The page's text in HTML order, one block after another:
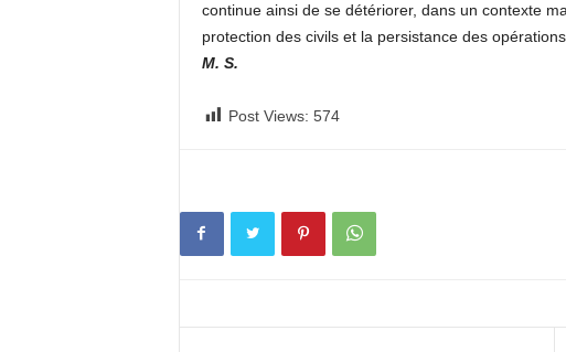
continue ainsi de se détériorer, dans un contexte
protection des civils et la persistance des
M. S.
Post Views: 574